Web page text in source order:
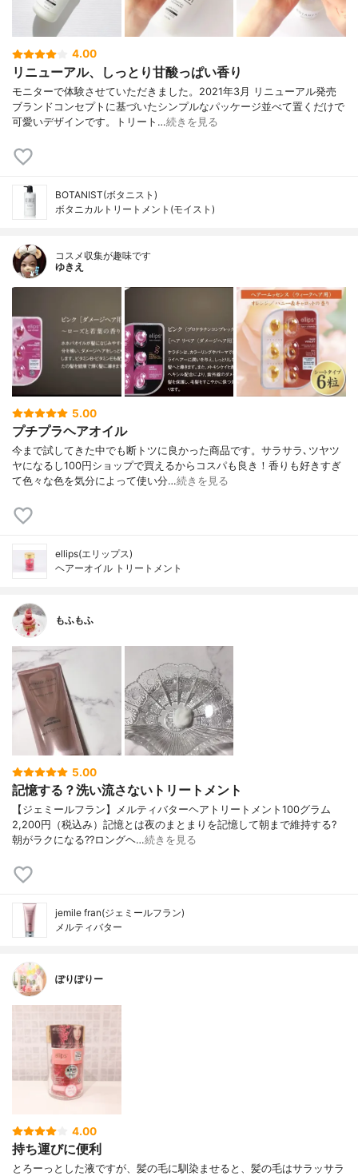
4.00
リニューアル、しっとり甘酸っぱい香り
モニターで体験させていただきました。2021年3月 リニューアル発売
ブランドコンセプトに基づいたシンプルなパッケージ並べて置くだけで
可愛いデザインです。トリート…続きを見る
BOTANIST(ボタニスト)
ボタニカルトリートメント(モイスト)
コスメ収集が趣味です
ゆきえ
5.00
プチプラヘアオイル
今まで試してきた中でも断トツに良かった商品です。サラサラ､ツヤツ
ヤになるし100円ショップで買えるからコスパも良き！香りも好きすぎ
て色々な色を気分によって使い分…続きを見る
ellips(エリップス)
ヘアーオイル トリートメント
もふもふ
5.00
記憶する？洗い流さないトリートメント
【ジェミールフラン】メルティバターヘアトリートメント100グラム
2,200円（税込み）記憶とは夜のまとまりを記憶して朝まで維持する?
朝がラクになる??ロングヘ…続きを見る
jemile fran(ジェミールフラン)
メルティバター
ぽりぽりー
4.00
持ち運びに便利
とろーっとした液ですが、髪の毛に馴染ませると、髪の毛はサラッサラ